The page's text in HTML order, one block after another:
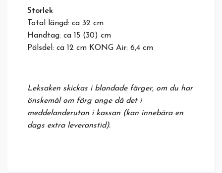
Storlek
Total längd: ca 32 cm
Handtag: ca 15 (30) cm
Pälsdel: ca 12 cm KONG Air: 6,4 cm
Leksaken skickas i blandade färger, om du har
önskemål om färg ange då det i
meddelanderutan i kassan (kan innebära en
dags extra leveranstid).